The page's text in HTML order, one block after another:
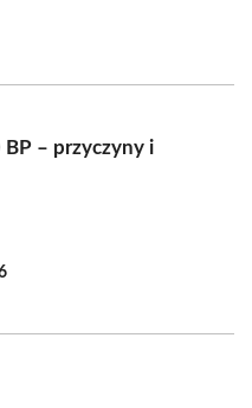
BP – przyczyny i